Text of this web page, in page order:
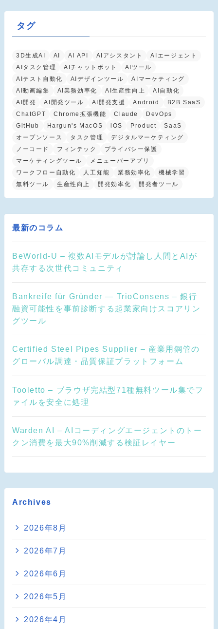
タグ
3D生成AI AI AI API AIアシスタント
AIエージェント
AIタスク管理
AIチャットボット
AIツール
AIテスト自動化
AIデザインツール
AIマーケティング
AI動画編集
AI業務効率化 AI生産性向上
AI自動化
AI開発
AI開発ツール AI開発支援 Android
B2B SaaS
ChatGPT
Chrome拡張機能 Claude
DevOps
GitHub
Hargun's MacOS iOS Product
SaaS
オープンソース
タスク管理
デジタルマーケティング
ノーコード
フィンテック
プライバシー保護
マーケティングツール
メニューバーアプリ
ワークフロー自動化
人工知能 業務効率化
機械学習
無料ツール
生産性向上 開発効率化 開発者ツール
最新のコラム
BeWorld-U – 複数AIモデルが討論し人間とAIが
共存する次世代コミュニティ
Bankreife für Gründer — TrioConsens – 銀行
融資可能性を事前診断する起業家向けスコアリン
グツール
Certified Steel Pipes Supplier – 産業用鋼管の
グローバル調達・品質保証プラットフォーム
Tooletto – ブラウザ完結型71種無料ツール集でフ
ァイルを安全に処理
Warden AI – AIコーディングエージェントのトー
クン消費を最大90%削減する検証レイヤー
Archives
2026年8月
2026年7月
2026年6月
2026年5月
2026年4月